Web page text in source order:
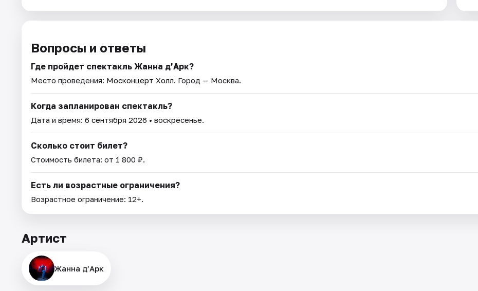
Вопросы и ответы
Где пройдет спектакль Жанна д’Арк?
Место проведения: Москонцерт Холл . Город — Москва.
Когда запланирован спектакль?
Дата и время: 6 сентября 2026 • воскресенье.
Сколько стоит билет?
Стоимость билета: от 1 800 ₽.
Есть ли возрастные ограничения?
Возрастное ограничение: 12+.
Артист
Жанна д’Арк